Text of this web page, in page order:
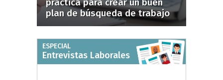
plan de búsqueda de trabajo
ESPECIAL
Entrevistas Laborales